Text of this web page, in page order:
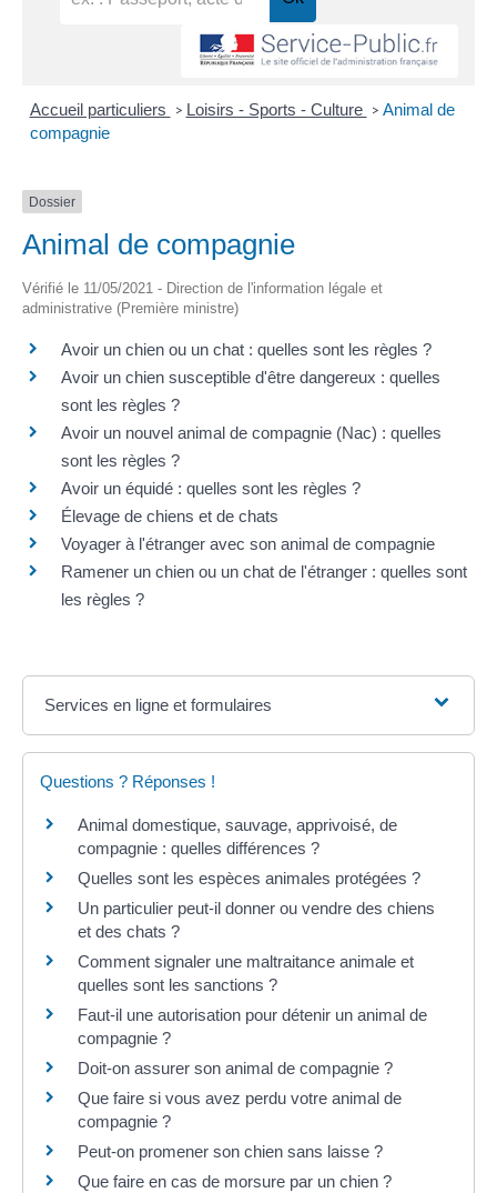
Accueil particuliers > Loisirs - Sports - Culture > Animal de
compagnie
Dossier
Animal de compagnie
Vérifié le 11/05/2021 - Direction de l'information légale et
administrative (Première ministre)
Avoir un chien ou un chat : quelles sont les règles ?
Avoir un chien susceptible d'être dangereux : quelles
sont les règles ?
Avoir un nouvel animal de compagnie (Nac) : quelles
sont les règles ?
Avoir un équidé : quelles sont les règles ?
Élevage de chiens et de chats
Voyager à l'étranger avec son animal de compagnie
Ramener un chien ou un chat de l'étranger : quelles sont
les règles ?
Services en ligne et formulaires
Questions ? Réponses !
Animal domestique, sauvage, apprivoisé, de
compagnie : quelles différences ?
Quelles sont les espèces animales protégées ?
Un particulier peut-il donner ou vendre des chiens
et des chats ?
Comment signaler une maltraitance animale et
quelles sont les sanctions ?
Faut-il une autorisation pour détenir un animal de
compagnie ?
Doit-on assurer son animal de compagnie ?
Que faire si vous avez perdu votre animal de
compagnie ?
Peut-on promener son chien sans laisse ?
Que faire en cas de morsure par un chien ?